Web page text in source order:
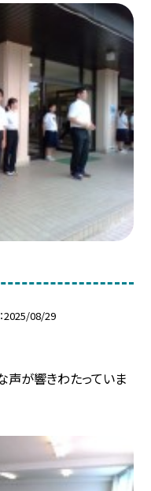
2025/08/29
声が響きわたっていま